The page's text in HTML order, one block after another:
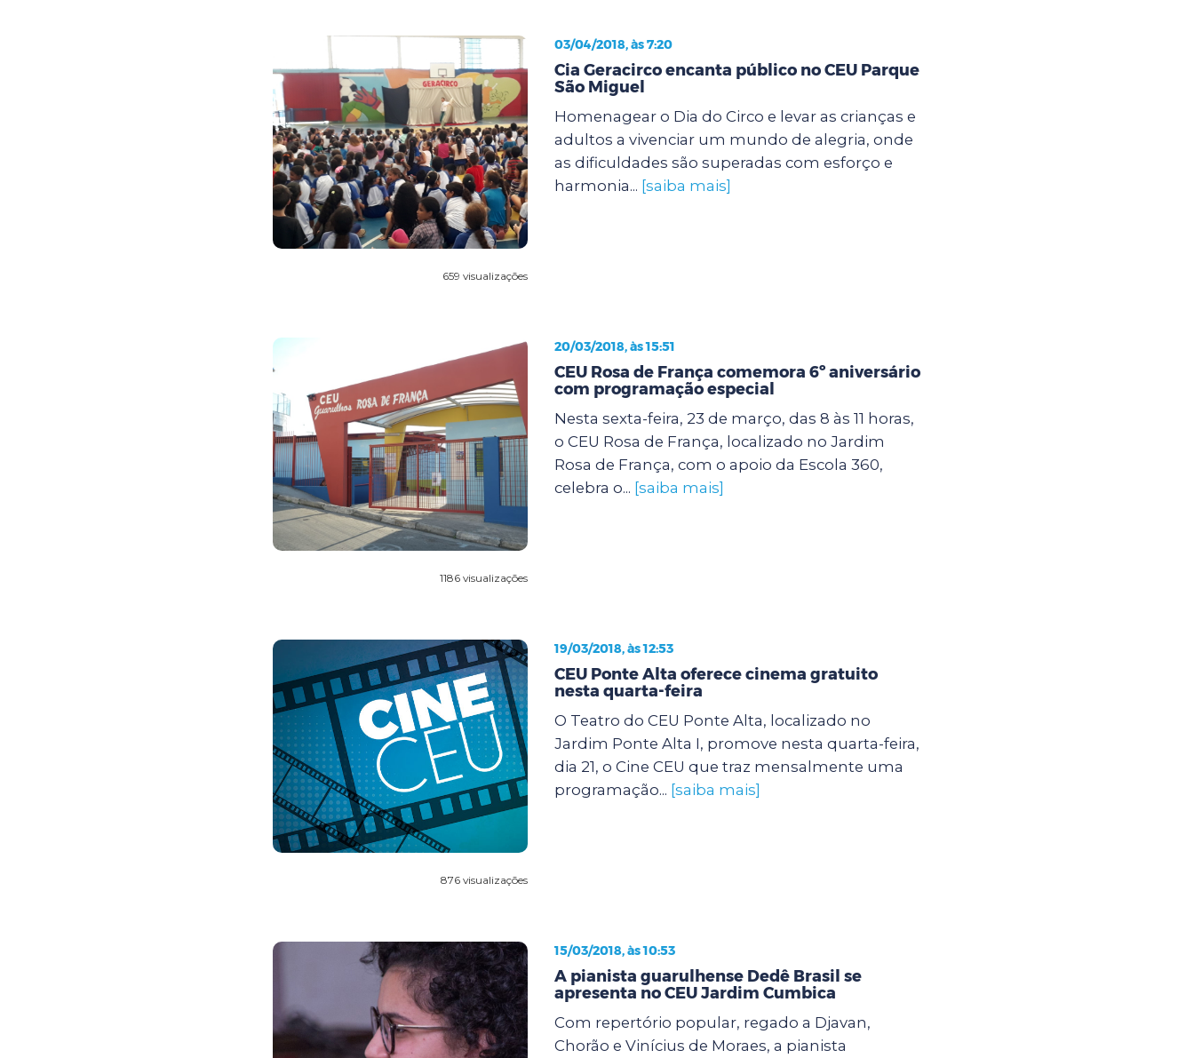
659 visualizações
03/04/2018, às 7:20
Cia Geracirco encanta público no CEU Parque
São Miguel
Homenagear o Dia do Circo e levar as crianças e
adultos a vivenciar um mundo de alegria, onde
as dificuldades são superadas com esforço e
harmonia... [saiba mais]
1186 visualizações
20/03/2018, às 15:51
CEU Rosa de França comemora 6º aniversário
com programação especial
Nesta sexta-feira, 23 de março, das 8 às 11 horas,
o CEU Rosa de França, localizado no Jardim
Rosa de França, com o apoio da Escola 360,
celebra o... [saiba mais]
876 visualizações
19/03/2018, às 12:53
CEU Ponte Alta oferece cinema gratuito
nesta quarta-feira
O Teatro do CEU Ponte Alta, localizado no
Jardim Ponte Alta I, promove nesta quarta-feira,
dia 21, o Cine CEU que traz mensalmente uma
programação... [saiba mais]
15/03/2018, às 10:53
A pianista guarulhense Dedê Brasil se
apresenta no CEU Jardim Cumbica
Com repertório popular, regado a Djavan,
Chorão e Vinícius de Moraes, a pianista